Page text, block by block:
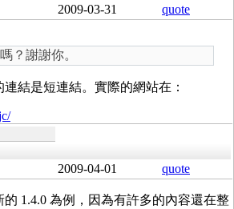
2009-03-31 quote
？謝謝你。
結是短連結。實際的網站在：
2009-04-01 quote
1.4.0 為例，因為有許多的內容還在整